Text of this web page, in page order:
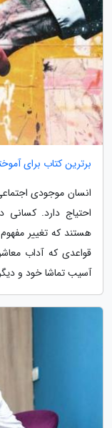
برترین کتاب برای
انسان موجودی
احتیاج دارد. کسانی
هستند که تغییر
قواعدی که آداب
آسیب تماشا خود و